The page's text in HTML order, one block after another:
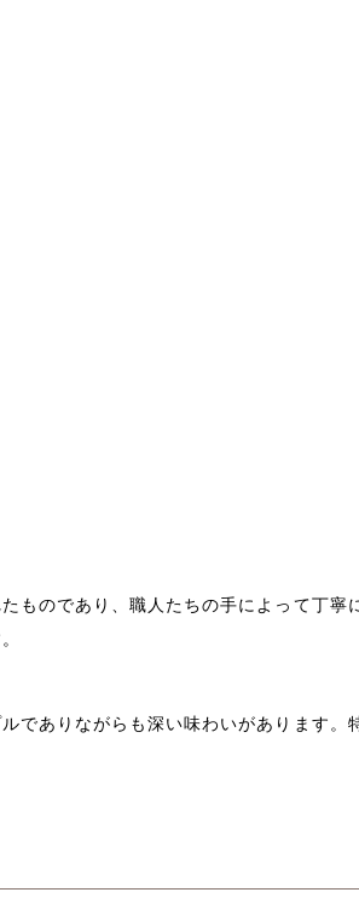
ものであり、職人たちの手によって丁寧
でありながらも深い味わいがあります。